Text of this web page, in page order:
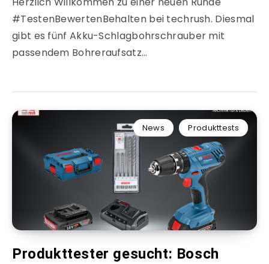
#TestenBewertenBehalten bei techrush. Diesmal
gibt es fünf Akku-Schlagbohrschrauber mit
passendem Bohreraufsatz…
News Produkttests
Produkttester gesucht: Bosch